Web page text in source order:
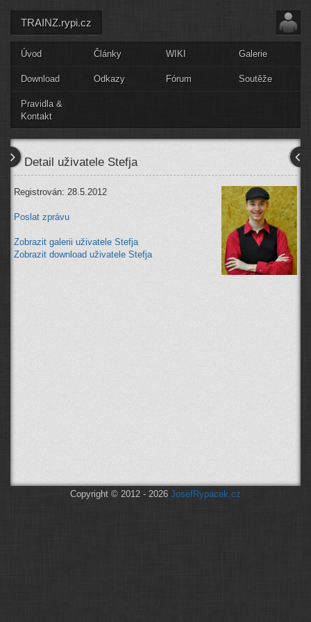
TRAINZ.rypi.cz
Úvod Články WIKI Galerie
Download Odkazy Fórum Soutěže
Pravidla &
Kontakt
Detail uživatele Stefja
Registrován: 28.5.2012
Poslat zprávu
Zobrazit galerii uživatele Stefja
Zobrazit download uživatele Stefja
Copyright © 2012 - 2026 JosefRypacek.cz